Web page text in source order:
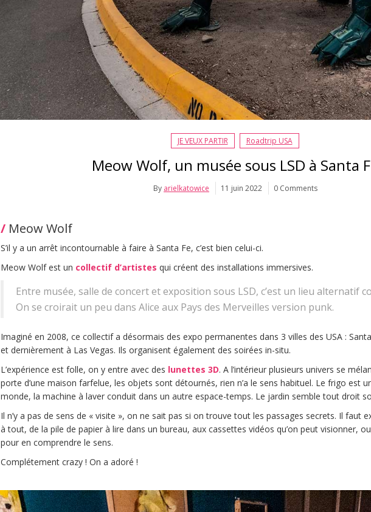
JE VEUX PARTIR Roadtrip USA
Meow Wolf, un musée sous LSD à Santa
By arielkatowice 11 juin 2022 0 Comments
/ Meow Wolf
S’il y a un arrêt incontournable à faire à Santa Fe, c’est bien celui-ci.
Meow Wolf est un collectif d’artistes qui créent des installations immersives.
Entre musée, salle de concert et exposition sous LSD, c’est un lieu alternatif
On se croirait un peu dans Alice aux Pays des Merveilles version punk.
Imaginé en 2008, ce collectif a désormais des expo permanentes dans 3 villes des USA :
et dernièrement à Las Vegas. Ils organisent également des soirées in-situ.
L’expérience est folle, on y entre avec des lunettes 3D. A l’intérieur plusieurs univers se
porte d’une maison farfelue, les objets sont détournés, rien n’a le sens habituel. Le frigo est
monde, la machine à laver conduit dans un autre espace-temps. Le jardin semble tout droit
Il n’y a pas de sens de « visite », on ne sait pas si on trouve tout les passages secrets. Il faut
à tout, de la pile de papier à lire dans un bureau, aux cassettes vidéos qu’on peut visionner,
pour en comprendre le sens.
Complétement crazy ! On a adoré !